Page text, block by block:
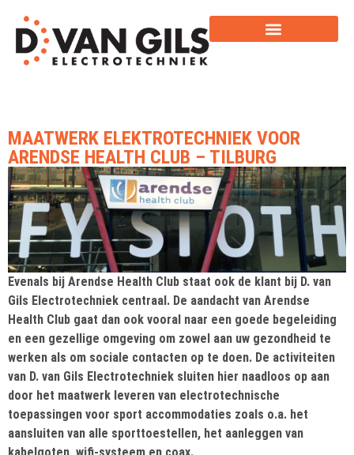
MAATWERK ELEKTROTECHNIEK VOOR
ARENDSE HEALTH CLUB – TILBURG
Evenals bij Arendse Health Club staat ook de klant bij D. van
Gils Electrotechniek centraal. De aandacht van Arendse
Health Club gaat dan ook vooral naar een goede begeleiding
en een gezellige omgeving om zowel aan uw gezondheid te
werken als om sociale contacten op te doen. De activiteiten
van D. van Gils Electrotechniek sluiten hier naadloos op aan
door het maatwerk leveren van electrotechnische
toepassingen voor sport accommodaties zoals o.a. het
aansluiten van alle sporttoestellen, het aanleggen van